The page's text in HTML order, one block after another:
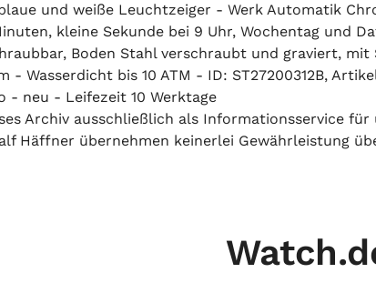
und weiße Leuchtzeiger - Werk Automatik
kleine Sekunde bei 9 Uhr, Wochentag und
Boden Stahl verschraubt und graviert,
- Wasserdicht bis 10 ATM - ID: ST27200312B,
- neu - Leifezeit 10 Werktage
Archiv ausschließlich als Informationsservice
Häffner übernehmen keinerlei Gewährleistung